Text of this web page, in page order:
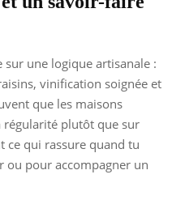
sur une logique artisanale :
vinification soignée et
que les maisons
régularité plutôt que sur
ce qui rassure quand tu
ou pour accompagner un